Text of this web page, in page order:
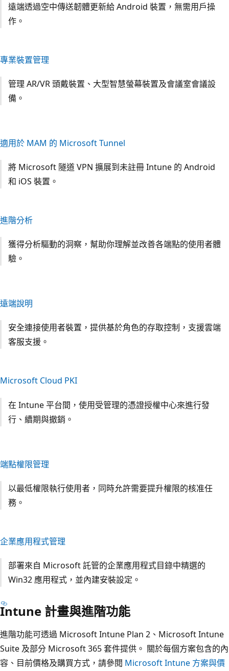
遠端透過空中傳送韌體更新給 Android 裝置，無需用戶操
作。
專業裝置管理
管理 AR/VR 頭戴裝置、大型智慧螢幕裝置及會議室會議設
備。
適用於 MAM 的 Microsoft Tunnel
將 Microsoft 隧道 VPN 擴展到未註冊 Intune 的 Android
和 iOS 裝置。
進階分析
獲得分析驅動的洞察，幫助你理解並改善各端點的使用者體
驗。
遠端說明
安全連接使用者裝置，提供基於角色的存取控制，支援雲端
客服支援。
Microsoft Cloud PKI
在 Intune 平台間，使用受管理的憑證授權中心來進行發
行、續期與撤銷。
端點權限管理
以最低權限執行使用者，同時允許需要提升權限的核准任
務。
企業應用程式管理
部署來自 Microsoft 託管的企業應用程式目錄中精選的
Win32 應用程式，並內建安裝設定。
Intune 計畫與進階功能
進階功能可透過 Microsoft Intune Plan 2、Microsoft Intune
Suite 及部分 Microsoft 365 套件提供。 關於每個方案包含的內
容、目前價格及購買方式，請參閱 Microsoft Intune 方案與價